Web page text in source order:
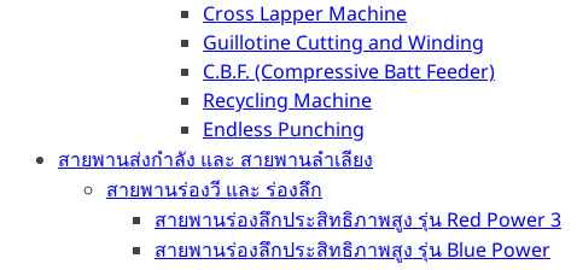
Cross Lapper Machine
Guillotine Cutting and Winding
C.B.F. (Compressive Batt Feeder)
Recycling Machine
Endless Punching
สายพานส่งกำลัง และ สายพานลำเลียง
สายพานร่องวี และ ร่องลึก
สายพานร่องลึกประสิทธิภาพสูง รุ่น Red Power 3
สายพานร่องลึกประสิทธิภาพสูง รุ่น Blue Power